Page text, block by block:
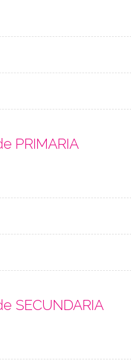
PRIMARIA
SECUNDARIA